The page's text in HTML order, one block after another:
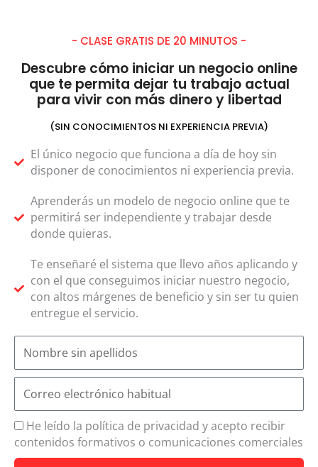
- CLASE GRATIS DE 20 MINUTOS -
Descubre cómo iniciar un negocio online
que te permita dejar tu trabajo actual
para vivir con más dinero y libertad
(SIN CONOCIMIENTOS NI EXPERIENCIA PREVIA)
El único negocio que funciona a día de hoy sin
disponer de conocimientos ni experiencia previa.
Aprenderás un modelo de negocio online que te
permitirá ser independiente y trabajar desde
donde quieras.
Te enseñaré el sistema que llevo años aplicando y
con el que conseguimos iniciar nuestro negocio,
con altos márgenes de beneficio y sin ser tu quien
entregue el servicio.
He leído la política de privacidad y acepto recibir
contenidos formativos o comunicaciones comerciales